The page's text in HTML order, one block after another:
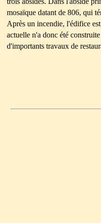
mosaïque datant de 806, qui
Après un incendie, l'édifice
actuelle n'a donc été
d'importants travaux de